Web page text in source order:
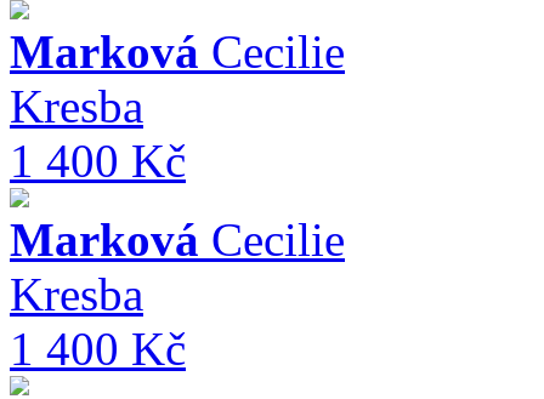
Marková Cecilie
Kresba
1 400 Kč
Marková Cecilie
Kresba
1 400 Kč